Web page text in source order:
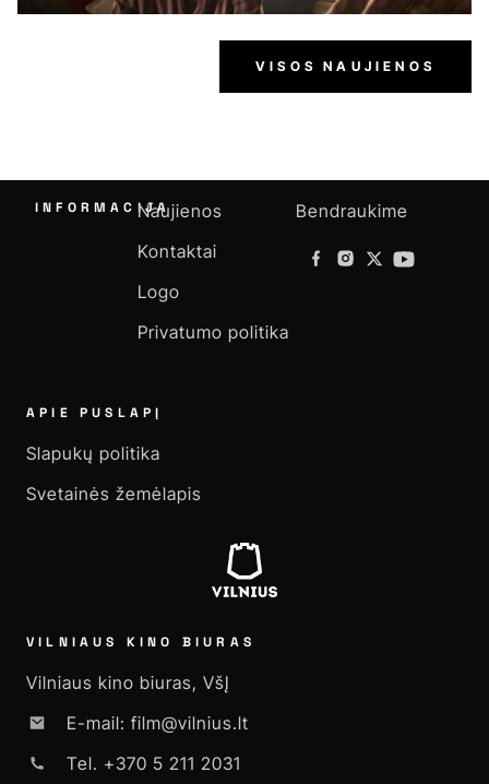
VISOS NAUJIENOS
INFORMACIJANaujienos
Kontaktai
Logo
Privatumo politika
Bendraukime
APIE PUSLAPĮ
Slapukų politika
Svetainės žemėlapis
VILNIAUS KINO BIURAS
Vilniaus kino biuras, VšĮ
E-mail: film@vilnius.lt
Tel. +370 5 211 2031